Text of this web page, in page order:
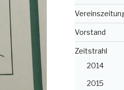
Vorstand
Zeitstrahl
2014
2015